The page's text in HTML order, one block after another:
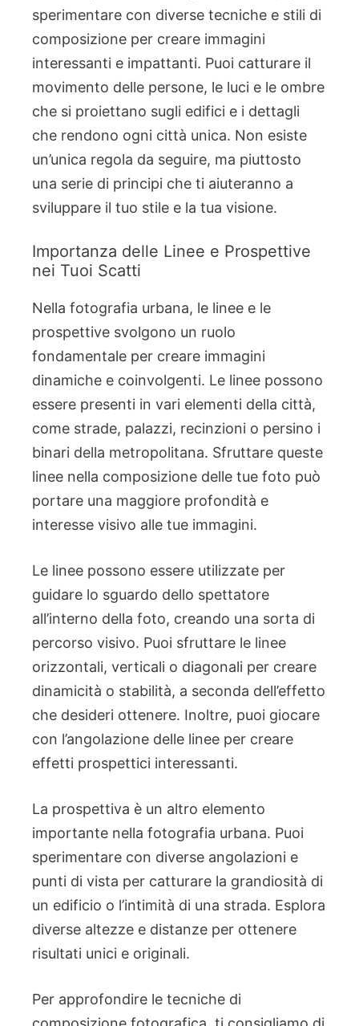
sperimentare con diverse tecniche e stili di
composizione per creare immagini
interessanti e impattanti. Puoi catturare il
movimento delle persone, le luci e le ombre
che si proiettano sugli edifici e i dettagli
che rendono ogni città unica. Non esiste
un’unica regola da seguire, ma piuttosto
una serie di principi che ti aiuteranno a
sviluppare il tuo stile e la tua visione.
Importanza delle Linee e Prospettive
nei Tuoi Scatti
Nella fotografia urbana, le linee e le
prospettive svolgono un ruolo
fondamentale per creare immagini
dinamiche e coinvolgenti. Le linee possono
essere presenti in vari elementi della città,
come strade, palazzi, recinzioni o persino i
binari della metropolitana. Sfruttare queste
linee nella composizione delle tue foto può
portare una maggiore profondità e
interesse visivo alle tue immagini.
Le linee possono essere utilizzate per
guidare lo sguardo dello spettatore
all’interno della foto, creando una sorta di
percorso visivo. Puoi sfruttare le linee
orizzontali, verticali o diagonali per creare
dinamicità o stabilità, a seconda dell’effetto
che desideri ottenere. Inoltre, puoi giocare
con l’angolazione delle linee per creare
effetti prospettici interessanti.
La prospettiva è un altro elemento
importante nella fotografia urbana. Puoi
sperimentare con diverse angolazioni e
punti di vista per catturare la grandiosità di
un edificio o l’intimità di una strada. Esplora
diverse altezze e distanze per ottenere
risultati unici e originali.
Per approfondire le tecniche di